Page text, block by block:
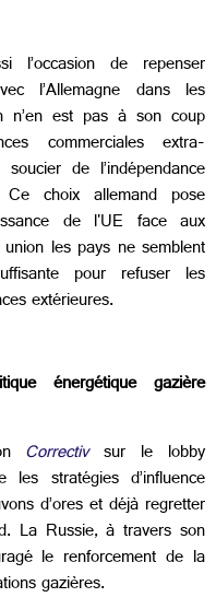
l’occasion de repenser
l’Allemagne dans les
n’en est pas à son coup
commerciales extra-
de l’indépendance
choix allemand pose
de l'UE face aux
les pays ne semblent
pour refuser les
extérieures.
énergétique gazière
Correctivsur le lobby
stratégies d’influence
d’ores et déjà regretter
La Russie, à travers son
le renforcement de la
gazières.